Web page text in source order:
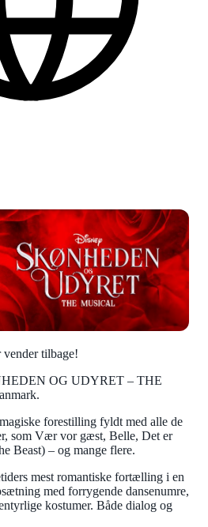
vender tilbage!
OG UDYRET – THE
forestilling fyldt med alle de
som Vær vor gæst, Belle, Det er
Beast) – og mange flere.
mest romantiske fortælling i en
med forrygende dansenumre,
kostumer. Både dialog og